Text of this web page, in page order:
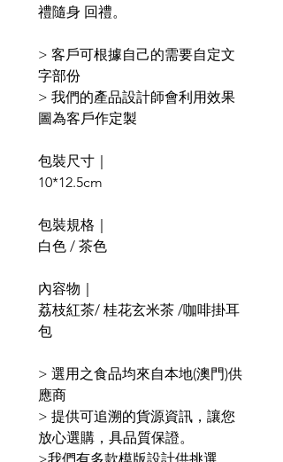
禮隨身 回禮。
> 客戶可根據自己的需要自定文
字部份
> 我們的產品設計師會利用效果
圖為客戶作定製
包裝尺寸｜
10*12.5cm
包裝規格｜
白色 / 茶色
內容物｜
荔枝紅茶/ 桂花玄米茶 /咖啡掛耳
包
> 選用之食品均來自本地(澳門)供
應商
> 提供可追溯的貨源資訊，讓您
放心選購，具品質保證。